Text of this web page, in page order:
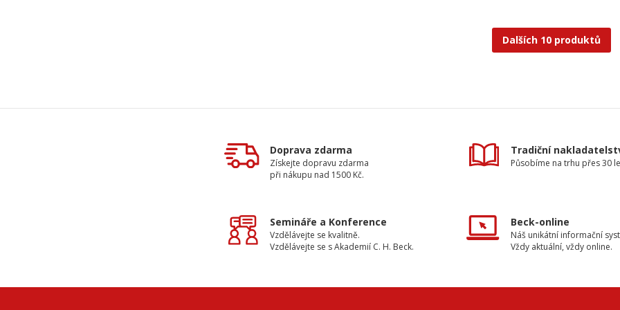
Dalších 10 produktů
Doprava zdarma
Získejte dopravu zdarma
při nákupu nad 1500 Kč.
Tradiční
Působíme na trhu přes 30
Semináře a Konference
Vzdělávejte se kvalitně.
Vzdělávejte se s Akademií C. H. Beck.
Beck-online
Náš unikátní informační
Vždy aktuální, vždy online.